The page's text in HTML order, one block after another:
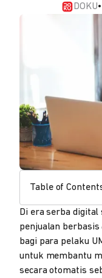
DOKU•
Table of
Di era serba
penjualan berbasis
bagi para pelaku
untuk membantu
secara otomatis